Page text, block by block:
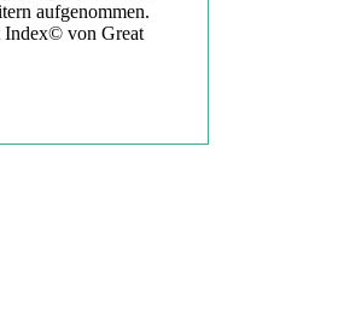
aufgenommen.
Index© von Great